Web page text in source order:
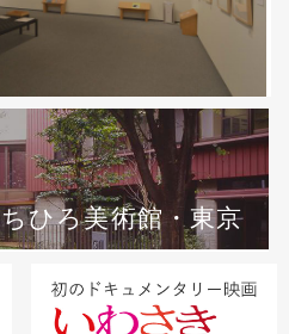
ちひろ美術館・東京